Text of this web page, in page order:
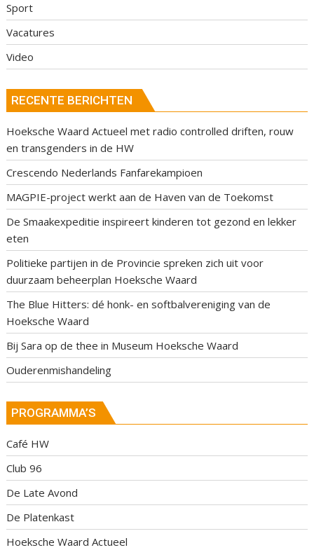
Sport
Vacatures
Video
RECENTE BERICHTEN
Hoeksche Waard Actueel met radio controlled driften, rouw
en transgenders in de HW
Crescendo Nederlands Fanfarekampioen
MAGPIE-project werkt aan de Haven van de Toekomst
De Smaakexpeditie inspireert kinderen tot gezond en lekker
eten
Politieke partijen in de Provincie spreken zich uit voor
duurzaam beheerplan Hoeksche Waard
The Blue Hitters: dé honk- en softbalvereniging van de
Hoeksche Waard
Bij Sara op de thee in Museum Hoeksche Waard
Ouderenmishandeling
PROGRAMMA’S
Café HW
Club 96
De Late Avond
De Platenkast
Hoeksche Waard Actueel